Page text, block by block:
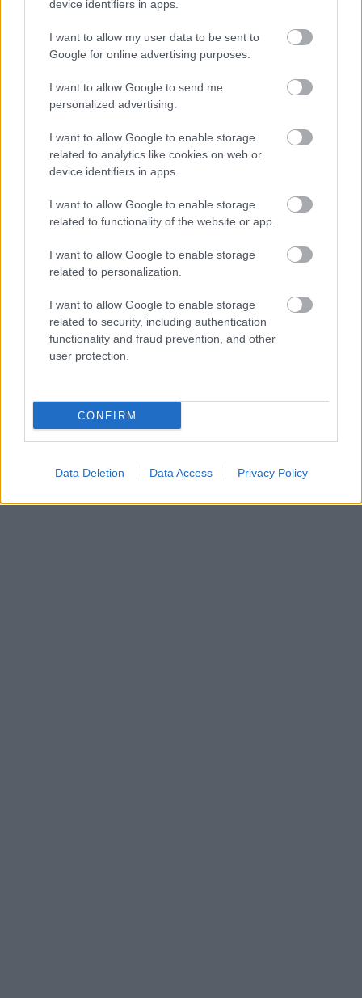
device identifiers in apps.
I want to allow my user data to be sent to
Google for online advertising purposes.
I want to allow Google to send me
personalized advertising.
I want to allow Google to enable storage
related to analytics like cookies on web or
device identifiers in apps.
I want to allow Google to enable storage
related to functionality of the website or app.
I want to allow Google to enable storage
related to personalization.
I want to allow Google to enable storage
related to security, including authentication
functionality and fraud prevention, and other
user protection.
CONFIRM
Data Deletion Data Access Privacy Policy
PODCASTS
«Εγώ είμαι η ανάπηρη, αυτοί είναι οι μ***ες» –
Η Maria Rolls χωρίς φίλτρο
με τον